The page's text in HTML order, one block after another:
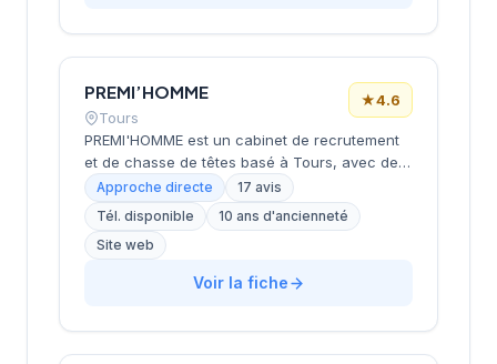
l'équipe accompagne tant les entreprises que
les candidats pour faciliter des rencontres
professionnelles durables et pertinentes.
PREMI’HOMME
Tours
★4.6
PREMI'HOMME est un cabinet de recrutement
et de chasse de têtes basé à Tours, avec des
bureaux à Paris et Lille, spécialisé dans le
recrutement de dirigeants, cadres et experts
pour des organisations publiques et privées.
Le cabinet intervient sur l'ensemble du
territoire national et propose des services de
sourcing, évaluation de candidats,
Approche directe
17 avis
Tél. disponible
10 ans d'ancienneté
Site web
Voir la fiche